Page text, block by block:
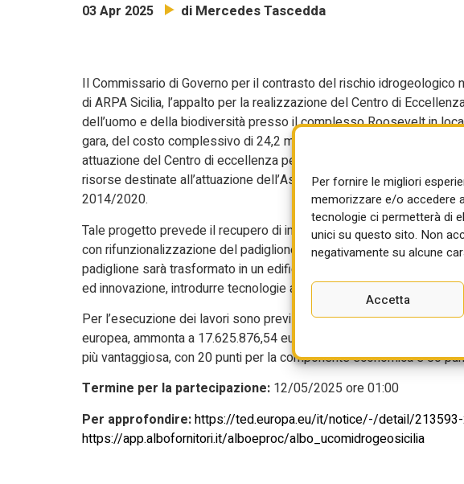
Per fornire le migliori
memorizzare e/o accedere
tecnologie ci permetterà di
unici su questo sito. Non
negativamente su alcune
Accetta
03 Apr 2025 di Mercedes Tascedda
Il Commissario di Governo per il contrasto del rischio idrogeologico
di ARPA Sicilia, l’appalto per la realizzazione del Centro di
dell’uomo e della biodiversità presso il complesso Roosevelt in
gara, del costo complessivo di 24,2 milioni di euro, rappresenta il II
attuazione del Centro di eccellenza per la sostenibilità ambientale e
risorse destinate all’attuazione dell’Asse 1, Azione 1.1.1, del
2014/2020.
Tale progetto prevede il recupero di immobili e manufatti del
con rifunzionalizzazione del padiglione “Buozzi” che diventerà la
padiglione sarà trasformato in un edificio tecnologico ed interattivo,
ed innovazione, introdurre tecnologie avanzate e rafforzare la
Per l’esecuzione dei lavori sono previsti 549 giorni. Il valore
europea, ammonta a 17.625.876,54 euro. Il criterio di
più vantaggiosa, con 20 punti per la componente economica e 80
Termine per la partecipazione: 12/05/2025 ore 01:00
Per approfondire:https://ted.europa.eu/it/notice/-/detail/
https://app.albofornitori.it/alboeproc/albo_ucomidrogeosicilia